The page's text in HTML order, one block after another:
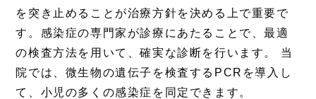
を突き止めることが治療方針を決める上で重要で
す。感染症の専門家が診療にあたることで、最適
の検査方法を用いて、確実な診断を行います。 当
院では、微生物の遺伝子を検査するPCRを導入し
て、小児の多くの感染症を同定できます。